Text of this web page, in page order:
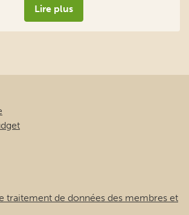
traitement de données des membres et
de contrat et de voyage – 2026 /